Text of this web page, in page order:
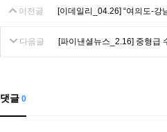
이전글
[이데일리_04.26] “여의도-강
다음글
[파이낸셜뉴스_2.16] 중형급
댓글 0